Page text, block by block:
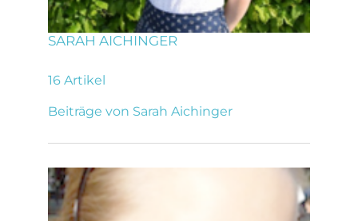
SARAH AICHINGER
16 Artikel
Beiträge von Sarah Aichinger